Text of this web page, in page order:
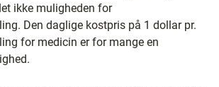
ikke muligheden for
Den daglige kostpris på 1 dollar pr.
for medicin er for mange en